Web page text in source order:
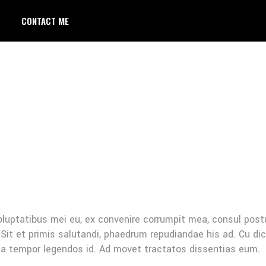
CONTACT ME
mei eu, ex convenire corrumpit mea, consul
et primis salutandi, phaedrum repudiandae his ad. Cu
tempor legendos id. Ad movet tractatos dissentias eum.